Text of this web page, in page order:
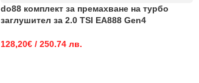
do88 комплект за премахване на турбо
заглушител за 2.0 TSI EA888 Gen4
128,20€ / 250.74 лв.